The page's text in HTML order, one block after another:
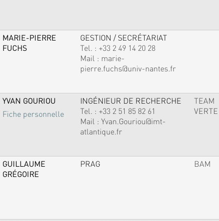
MARIE-PIERRE
FUCHS
GESTION / SECRÉTARIAT
Tel. : +33 2 49 14 20 28
Mail : marie-
pierre.fuchs@univ-nantes.fr
YVAN GOURIOU
Fiche personnelle
INGÉNIEUR DE RECHERCHE
Tel. : +33 2 51 85 82 61
Mail : Yvan.Gouriou@imt-
atlantique.fr
TEAM
VERTE
GUILLAUME
GRÉGOIRE
PRAG BAM